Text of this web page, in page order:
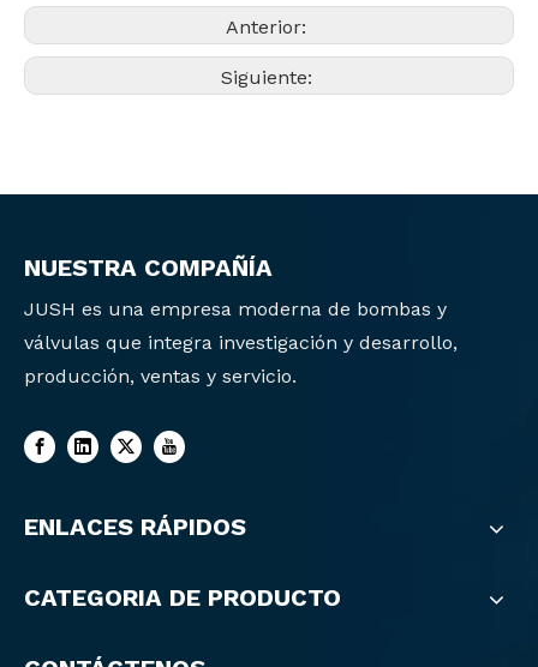
Anterior:
Siguiente:
NUESTRA COMPAÑÍA
JUSH es una empresa moderna de bombas y
válvulas que integra investigación y desarrollo,
producción, ventas y servicio.
ENLACES RÁPIDOS
CATEGORIA DE PRODUCTO